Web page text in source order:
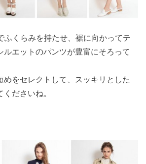
ふくらみを持たせ、裾に向かってテ
ルエットのパンツが豊富にそろって
めをセレクトして、スッキリとした
ださいね。